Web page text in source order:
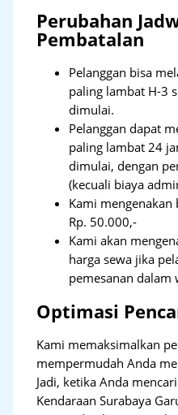
Perubahan
Pembatalan
Pelanggan bisa
paling lambat H-3
dimulai.
Pelanggan dapat
paling lambat 24
dimulai, dengan
(kecuali biaya
Kami
Rp. 50.000,-
Kami akan
harga sewa jika
pemesanan dalam
Optimasi
Kami memaksimalkan
mempermudah Anda
Jadi, ketika Anda
Kendaraan Surabaya